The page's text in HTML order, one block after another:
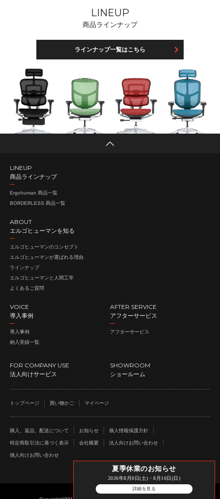
夏季休業のお知らせ
2026年8月8日(土)・8月16日(日)
詳細を見る
LINEUP
商品ラインナップ
ラインナップ一覧はこちら
LINEUP
商品ラインナップ
Ergohuman 商品一覧
BORDERLESS 商品一覧
ABOUT
エルゴヒューマンを知る
エルゴヒューマンのコンセプト
エルゴヒューマンが選ばれる理由
ラインナップ
エルゴヒューマンと人間工学
よくあるご質問
VOICE
導入事例
導入事例
納入実績一覧
AFTER SERVICE
アフターサービス
アフターサービス
FOR COMPANY USE
法人向けサービス
SHOWROOM
ショールーム
トップページ 買い物かご マイページ
購入、返品、配送について お知らせ 個人情報保護方針
特定商取引法に基づく表示 会社概要 法人向けお問い合わせ
個人向けお問い合わせ